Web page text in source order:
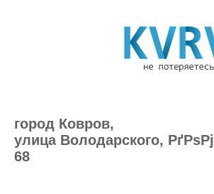
город Ковров,
улица Володарского, РґРѕРј
68